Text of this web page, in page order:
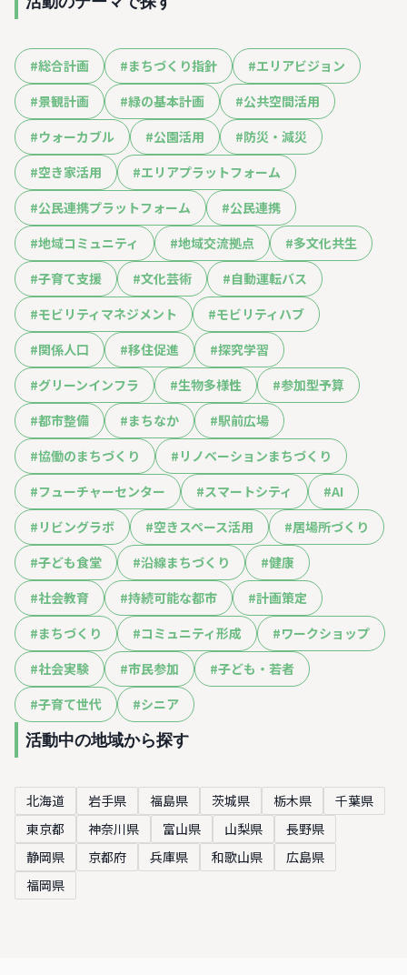
#総合計画 #まちづくり指針 #エリアビジョン
#景観計画 #緑の基本計画 #公共空間活用
#ウォーカブル #公園活用 #防災・減災
#空き家活用 #エリアプラットフォーム
#公民連携プラットフォーム #公民連携
#地域コミュニティ #地域交流拠点 #多文化共生
#子育て支援 #文化芸術 #自動運転バス
#モビリティマネジメント #モビリティハブ
#関係人口 #移住促進 #探究学習
#グリーンインフラ #生物多様性 #参加型予算
#都市整備 #まちなか #駅前広場
#協働のまちづくり # リノベーションまちづくり
#フューチャーセンター #スマートシティ #AI
# リビングラボ #空きスペース活用 #居場所づくり
#子ども食堂 #沿線まちづくり #健康
#社会教育 #持続可能な都市 #計画策定
#まちづくり #コミュニティ形成 #ワークショップ
#社会実験 #市民参加 #子ども・若者
#子育て世代 #シニア
活動中の地域から探す
北海道 岩手県 福島県 茨城県 栃木県
千葉県
東京都
神奈川県 富山県 山梨県
長野県
静岡県
京都府 兵庫県 和歌山県
広島県
福岡県